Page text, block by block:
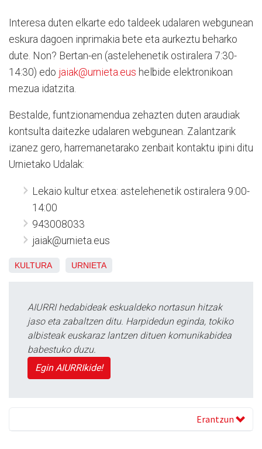
Interesa duten elkarte edo taldeek udalaren webgunean
eskura dagoen inprimakia bete eta aurkeztu beharko
dute. Non? Bertan-en (astelehenetik ostiralera 7:30-
14:30) edo jaiak@urnieta.eus helbide elektronikoan
mezua idatzita.
Bestalde, funtzionamendua zehazten duten araudiak
kontsulta daitezke udalaren webgunean. Zalantzarik
izanez gero, harremanetarako zenbait kontaktu ipini ditu
Urnietako Udalak:
Lekaio kultur etxea: astelehenetik ostiralera 9:00-
14:00
943008033
jaiak@urnieta.eus
KULTURA URNIETA
AIURRI hedabideak eskualdeko nortasun hitzak
jaso eta zabaltzen ditu. Harpidedun eginda, tokiko
albisteak euskaraz lantzen dituen komunikabidea
babestuko duzu.
Egin AIURRIkide!
Erantzun